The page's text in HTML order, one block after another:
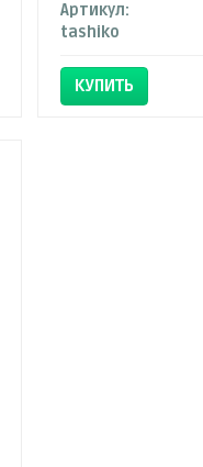
Артикул:
tashiko
КУПИТЬ